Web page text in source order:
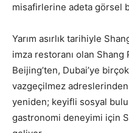
misafirlerine adeta görsel
Yarım asırlık tarihiyle
imza restoranı olan Shang
Beijing’ten, Dubai’ye
vazgeçilmez
yeniden; keyifli sosyal
gastronomi deneyimi için